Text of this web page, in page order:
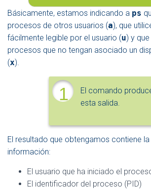
Básicamente, estamos indicando a ps
procesos de otros usuarios (a), que
fácilmente legible por el usuario (u) y
procesos que no tengan asociado un
(x).
1
El comando
esta salida.
El resultado que obtengamos contiene la
información:
El usuario que ha iniciado el
El identificador del proceso (PID)